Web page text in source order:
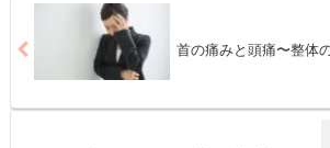
首の痛みと頭痛〜整体